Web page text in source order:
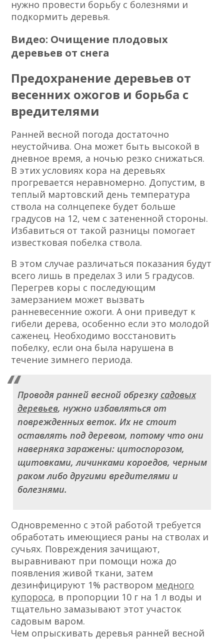
нужно провести борьбу с болезнями и
подкормить деревья.
Видео: Очищение плодовых
деревьев от снега
Предохранение деревьев от
весенних ожогов и борьба с
вредителями
Ранней весной погода достаточно
неустойчива. Она может быть высокой в
дневное время, а ночью резко снижаться.
В этих условиях кора на деревьях
прогревается неравномерно. Допустим, в
теплый мартовский день температура
ствола на солнцепеке будет больше
градусов на 12, чем с затененной стороны.
Избавиться от такой разницы помогает
известковая побелка ствола.
В этом случае различаться показания будут
всего лишь в пределах 3 или 5 градусов.
Перегрев коры с последующим
замерзанием может вызвать
ранневесенние ожоги. А они приведут к
гибели дерева, особенно если это молодой
саженец. Необходимо восстановить
побелку, если она была нарушена в
течение зимнего периода.
Проводя ранней весной обрезку садовых
деревьев, нужно избавляться от
поврежденных веток. Их не стоит
оставлять под деревом, потому что они
наверняка заражены: цитоспорозом,
щитовками, личинками короедов, черным
раком либо другими вредителями и
болезнями.
Одновременно с этой работой требуется
обработать имеющиеся раны на стволах и
сучьях. Повреждения зачищают,
выравнивают при помощи ножа до
появления живой ткани, затем
дезинфицируют 1% раствором медного
купороса, в пропорции 10 г на 1 л воды и
тщательно замазывают этот участок
садовым варом.
Чем опрыскивать деревья ранней весной